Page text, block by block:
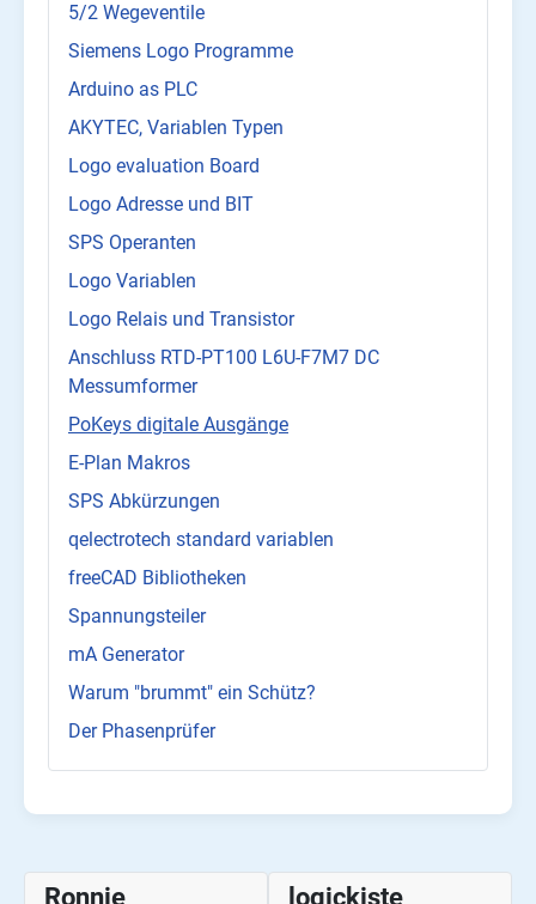
5/2 Wegeventile
Siemens Logo Programme
Arduino as PLC
AKYTEC, Variablen Typen
Logo evaluation Board
Logo Adresse und BIT
SPS Operanten
Logo Variablen
Logo Relais und Transistor
Anschluss RTD-PT100 L6U-F7M7 DC
Messumformer
PoKeys digitale Ausgänge
E-Plan Makros
SPS Abkürzungen
qelectrotech standard variablen
freeCAD Bibliotheken
Spannungsteiler
mA Generator
Warum "brummt" ein Schütz?
Der Phasenprüfer
Ronnie logickiste